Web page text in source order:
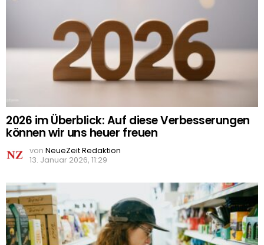
2026 im Überblick: Auf diese Verbesserungen
können wir uns heuer freuen
von NeueZeit Redaktion
13. Januar 2026, 11:29